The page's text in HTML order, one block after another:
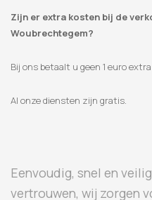
Zijn er extra kosten bij de
Woubrechtegem?
Bij ons betaalt u geen 1 euro
Al onze diensten zijn gratis.
Eenvoudig, snel en
vertrouwen, wij zorgen